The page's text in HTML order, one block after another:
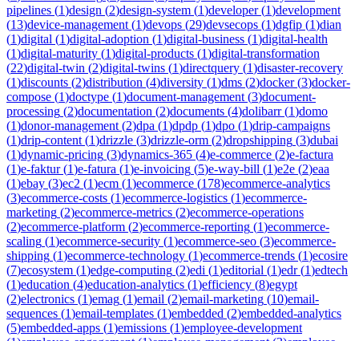
pipelines (1)design (2)design-system (1)developer(1)development
(13)device-management (1)devops (29)devsecops (1)dgfip (1)dian
(1)digital (1)digital-adoption (1)digital-business (1)digital-health
(1)digital-maturity (1)digital-products (1)digital-transformation
(22)digital-twin (2)digital-twins (1)directquery (1)disaster-recovery
(1)discounts (2)distribution (4)diversity (1)dms (2)docker(3)docker-
compose (1)doctype (1)document-management (3)document-
processing (2)documentation (2)documents (4)dolibarr(1)domo
(1)donor-management (2)dpa (1)dpdp (1)dpo (1)drip-campaigns
(1)drip-content (1)drizzle (3)drizzle-orm (2)dropshipping (3)dubai
(1)dynamic-pricing (3)dynamics-365 (4)e-commerce (2)e-factura
(1)e-faktur(1)e-fatura (1)e-invoicing (5)e-way-bill (1)e2e (2)eaa
(1)ebay (3)ec2 (1)ecm (1)ecommerce (178)ecommerce-analytics
(3)ecommerce-costs (1)ecommerce-logistics (1)ecommerce-
marketing (2)ecommerce-metrics (2)ecommerce-operations
(2)ecommerce-platform (2)ecommerce-reporting (1)ecommerce-
scaling (1)ecommerce-security (1)ecommerce-seo (3)ecommerce-
shipping (1)ecommerce-technology (1)ecommerce-trends (1)ecosire
(7)ecosystem (1)edge-computing (2)edi (1)editorial (1)edr(1)edtech
(1)education (4)education-analytics (1)efficiency (8)egypt
(2)electronics (1)emag (1)email (2)email-marketing (10)email-
sequences (1)email-templates (1)embedded (2)embedded-analytics
(5)embedded-apps (1)emissions (1)employee-development